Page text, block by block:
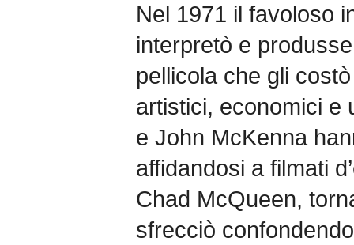
Nel 1971 il favoloso
interpretò e
pellicola che gli
artistici, economici e
e John McKenna
affidandosi a filmati
Chad McQueen,
sfrecciò